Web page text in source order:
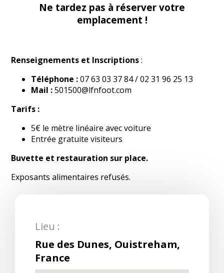
Ne tardez pas à réserver votre
emplacement !
Renseignements et Inscriptions:
Téléphone :07 63 03 37 84 / 02 31 96 25 13
Mail :501500@lfnfoot.com
Tarifs :
5€ le mètre linéaire avec voiture
Entrée gratuite visiteurs
Buvette et restauration sur place.
Exposants alimentaires refusés.
Lieu :
Rue des Dunes, Ouistreham,
France